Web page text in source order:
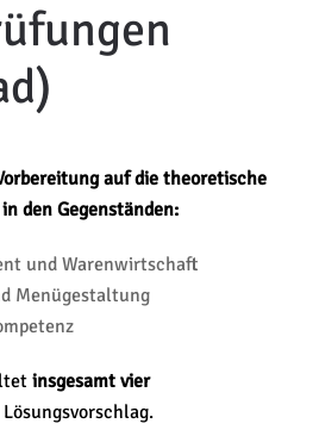
auf die theoretische
den Gegenständen:
und Warenwirtschaft
Menügestaltung
insgesamt vier